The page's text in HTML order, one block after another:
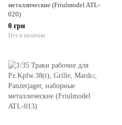
металлические (Friulmodel ATL-
020)
0 грн
Нет в наличии